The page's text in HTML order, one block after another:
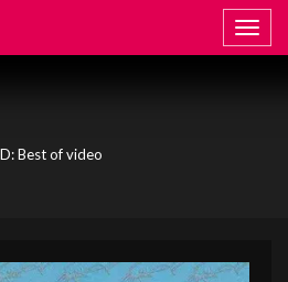
Best of video